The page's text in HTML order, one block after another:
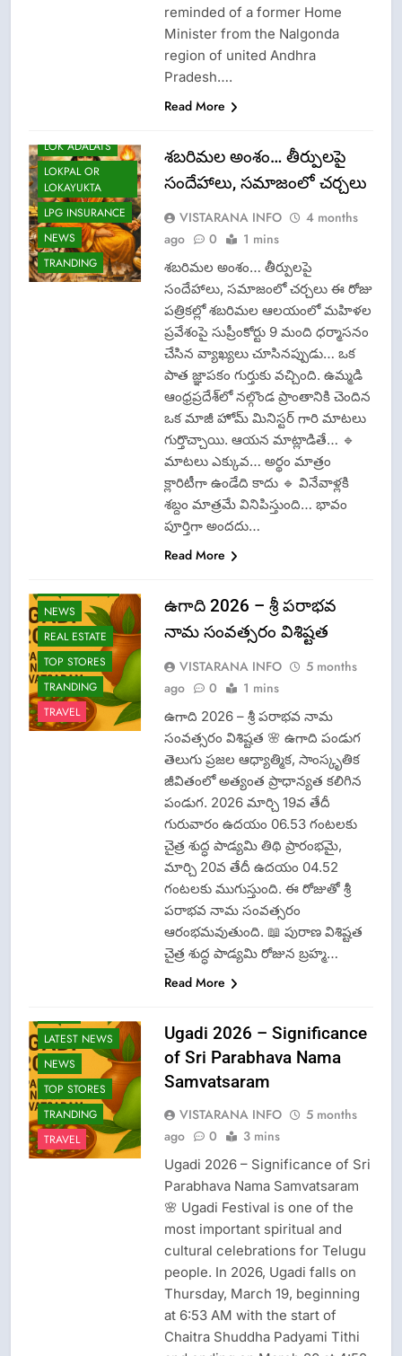
reminded of a former Home
Minister from the Nalgonda
region of united Andhra
Pradesh….
Read More
LOK ADALATS
LOKPAL OR
LOKAYUKTA
LPG INSURANCE
NEWS
TRANDING
శబరిమల అంశం… తీర్పులపై
సందేహాలు, సమాజంలో చర్చలు
VISTARANA INFO
4 months
ago
0 1 mins
శబరిమల అంశం… తీర్పులపై
సందేహాలు, సమాజంలో చర్చలు ఈ రోజు
పత్రికల్లో శబరిమల ఆలయంలో మహిళల
ప్రవేశంపై సుప్రీంకోర్టు 9 మంది ధర్మాసనం
చేసిన వ్యాఖ్యలు చూసినప్పుడు… ఒక
పాత జ్ఞాపకం గుర్తుకు వచ్చింది. ఉమ్మడి
ఆంధ్రప్రదేశ్‌లో నల్గొండ ప్రాంతానికి చెందిన
ఒక మాజీ హోమ్ మినిస్టర్ గారి మాటలు
గుర్తొచ్చాయి. ఆయన మాట్లాడితే… 🔹
మాటలు ఎక్కువ… అర్థం మాత్రం
క్లారిటీగా ఉండేది కాదు 🔹 వినేవాళ్లకి
శబ్దం మాత్రమే వినిపిస్తుంది… భావం
పూర్తిగా అందదు…
Read More
NEWS
REAL ESTATE
TOP STORES
TRANDING
TRAVEL
ఉగాది 2026 – శ్రీ పరాభవ
నామ సంవత్సరం విశిష్టత
VISTARANA INFO
5 months
ago
0 1 mins
ఉగాది 2026 – శ్రీ పరాభవ నామ
సంవత్సరం విశిష్టత 🌸 ఉగాది పండుగ
తెలుగు ప్రజల ఆధ్యాత్మిక, సాంస్కృతిక
జీవితంలో అత్యంత ప్రాధాన్యత కలిగిన
పండుగ. 2026 మార్చి 19వ తేదీ
గురువారం ఉదయం 06.53 గంటలకు
చైత్ర శుద్ధ పాడ్యమి తిథి ప్రారంభమై,
మార్చి 20వ తేదీ ఉదయం 04.52
గంటలకు ముగుస్తుంది. ఈ రోజుతో శ్రీ
పరాభవ నామ సంవత్సరం
ఆరంభమవుతుంది. 📖 పురాణ విశిష్టత
చైత్ర శుద్ధ పాడ్యమి రోజున బ్రహ్మ…
Read More
LATEST NEWS
NEWS
TOP STORES
TRANDING
TRAVEL
Ugadi 2026 – Significance
of Sri Parabhava Nama
Samvatsaram
VISTARANA INFO
5 months
ago
0 3 mins
Ugadi 2026 – Significance of Sri
Parabhava Nama Samvatsaram
🌸 Ugadi Festival is one of the
most important spiritual and
cultural celebrations for Telugu
people. In 2026, Ugadi falls on
Thursday, March 19, beginning
at 6:53 AM with the start of
Chaitra Shuddha Padyami Tithi